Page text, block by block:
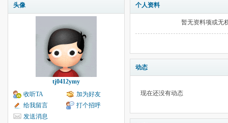
头像
tj0412ymy
收听TA
加为好友
给我留言
打个招呼
发送消息
个人资料
暂无资料项或无
动态
现在还没有动态